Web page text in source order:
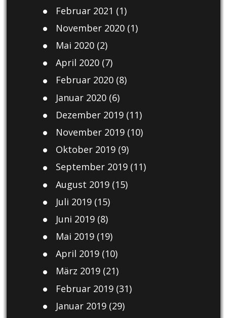
Februar 2021 (1)
November 2020(1)
Mai 2020(2)
April 2020(7)
Februar 2020(8)
Januar 2020(6)
Dezember 2019(11)
November 2019(10)
Oktober 2019(9)
September 2019(11)
August 2019(15)
Juli 2019(15)
Juni 2019(8)
Mai 2019(19)
April 2019(10)
März 2019(21)
Februar 2019(31)
Januar 2019(29)